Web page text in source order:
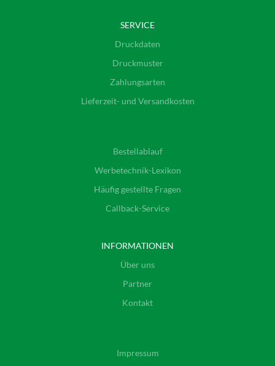
SERVICE
Druckdaten
Druckmuster
Zahlungsarten
Lieferzeit- und Versandkosten
Bestellablauf
Werbetechnik-Lexikon
Häufig gestellte Fragen
Callback-Service
INFORMATIONEN
Über uns
Partner
Kontakt
Impressum